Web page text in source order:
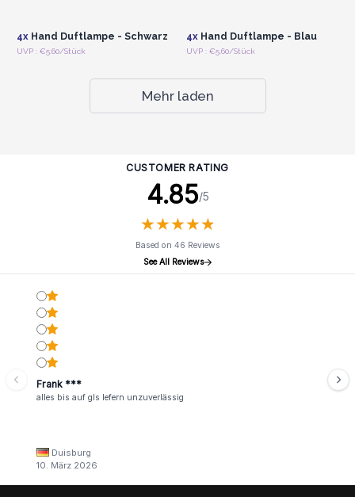
4xHand Duftlampe - Schwarz
UVP : €5.60/Stück
4xHand Duftlampe - Blau
UVP : €5.60/Stück
Mehr laden
CUSTOMER RATING
4.85/5
★★★★★
★★★★★
Based on 46 Reviews
See All Reviews
Frank ***
alles bis auf gls lefern unzuverlässig
Duisburg
10. März 2026